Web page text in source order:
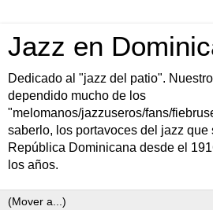
Jazz en
Dedicado al "jazz del patio".
dependido mucho de los
"melomanos/jazzuseros/fans/
saberlo, los portavoces del jazz que
República Dominicana desde el
los años.